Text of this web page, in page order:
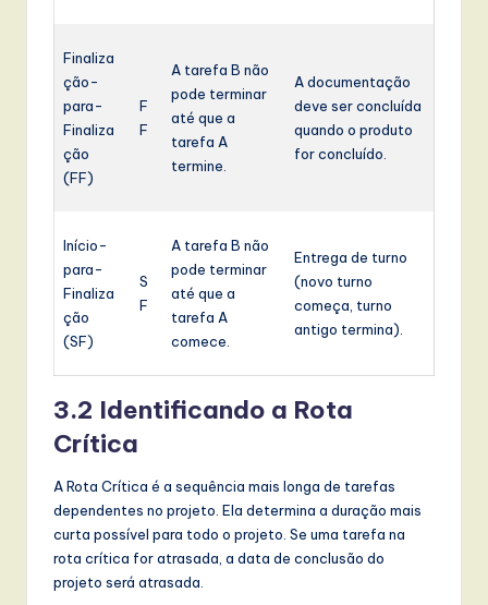
Finaliza
ção-
para-
Finaliza
ção
(FF)
F
F
A tarefa B não
pode terminar
até que a
tarefa A
termine.
A documentação
deve ser concluída
quando o produto
for concluído.
Início-
para-
Finaliza
ção
(SF)
S
F
A tarefa B não
pode terminar
até que a
tarefa A
comece.
Entrega de turno
(novo turno
começa, turno
antigo termina).
3.2 Identificando a Rota
Crítica
A Rota Crítica é a sequência mais longa de tarefas
dependentes no projeto. Ela determina a duração mais
curta possível para todo o projeto. Se uma tarefa na
rota crítica for atrasada, a data de conclusão do
projeto será atrasada.